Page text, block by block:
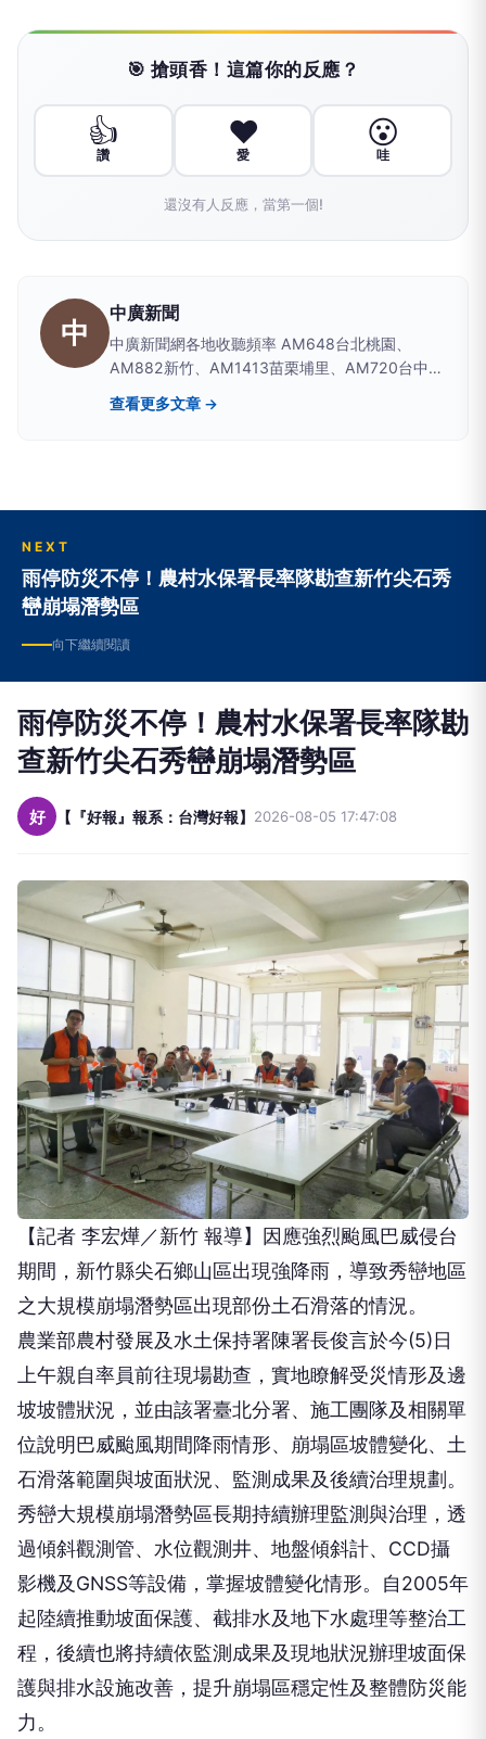
🎯 搶頭香！這篇你的反應？
👍
讚
❤️
愛
😮
哇
還沒有人反應，當第一個!
中
中廣新聞
中廣新聞網各地收聽頻率 AM648台北桃園、
AM882新竹、AM1413苗栗埔里、AM720台中彰
化南投、AM1350嘉義雲林、AM1296台南、
AM864高雄屏東、AM630宜蘭、AM819台東、
查看更多文章 →
NEXT
雨停防災不停！農村水保署長率隊勘查新竹尖石秀
巒崩塌潛勢區
向下繼續閱讀
雨停防災不停！農村水保署長率隊勘
查新竹尖石秀巒崩塌潛勢區
好 【『好報』報系：台灣好報】 2026-08-05 17:47:08
【記者 李宏燁／新竹 報導】因應強烈颱風巴威侵台
期間，新竹縣尖石鄉山區出現強降雨，導致秀巒地區
之大規模崩塌潛勢區出現部份土石滑落的情況。
農業部農村發展及水土保持署陳署長俊言於今(5)日
上午親自率員前往現場勘查，實地瞭解受災情形及邊
坡坡體狀況，並由該署臺北分署、施工團隊及相關單
位說明巴威颱風期間降雨情形、崩塌區坡體變化、土
石滑落範圍與坡面狀況、監測成果及後續治理規劃。
秀巒大規模崩塌潛勢區長期持續辦理監測與治理，透
過傾斜觀測管、水位觀測井、地盤傾斜計、CCD攝
影機及GNSS等設備，掌握坡體變化情形。自2005年
起陸續推動坡面保護、截排水及地下水處理等整治工
程，後續也將持續依監測成果及現地狀況辦理坡面保
護與排水設施改善，提升崩塌區穩定性及整體防災能
力。